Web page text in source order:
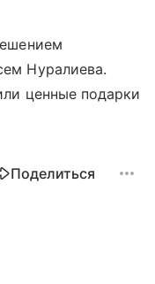
Нуралиева.
ценные подарки
Поделиться